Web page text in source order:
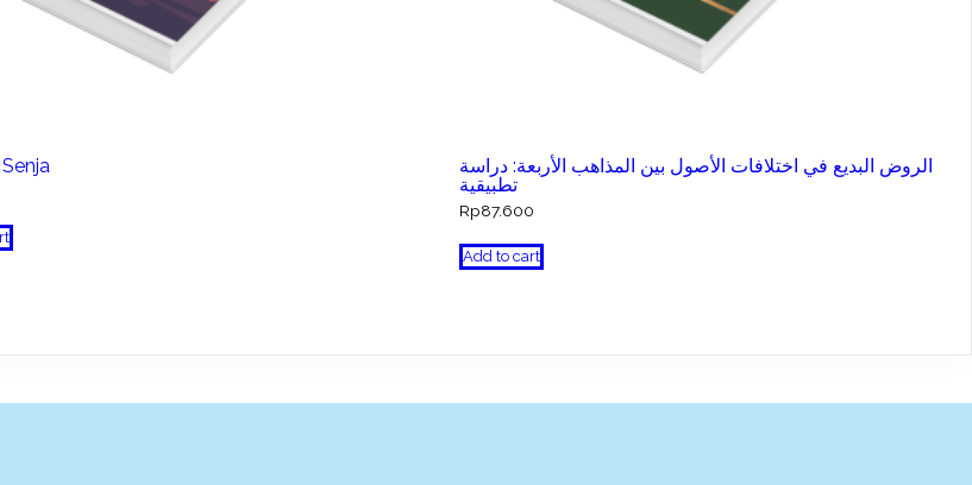
الروض البديع في اختلافات الأصول بين المذاهب الأربعة: دراسة
تطبيقية
Rp87.600
Add to cart